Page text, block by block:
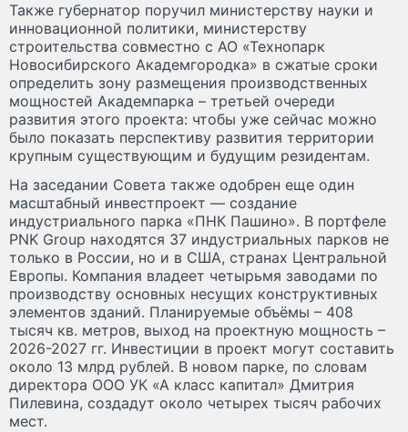
Также губернатор поручил министерству науки и
инновационной политики, министерству
строительства совместно с АО «Технопарк
Новосибирского Академгородка» в сжатые сроки
определить зону размещения производственных
мощностей Академпарка – третьей очереди
развития этого проекта: чтобы уже сейчас можно
было показать перспективу развития территории
крупным существующим и будущим резидентам.
На заседании Совета также одобрен еще один
масштабный инвестпроект — создание
индустриального парка «ПНК Пашино». В портфеле
PNK Group находятся 37 индустриальных парков не
только в России, но и в США, странах Центральной
Европы. Компания владеет четырьмя заводами по
производству основных несущих конструктивных
элементов зданий. Планируемые объёмы – 408
тысяч кв. метров, выход на проектную мощность –
2026-2027 гг. Инвестиции в проект могут составить
около 13 млрд рублей. В новом парке, по словам
директора ООО УК «А класс капитал» Дмитрия
Пилевина, создадут около четырех тысяч рабочих
мест.